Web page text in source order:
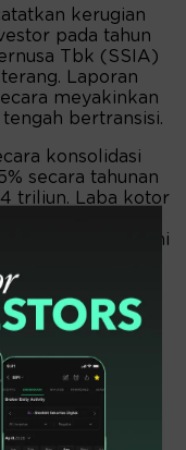
kerugian
pada tahun
Tbk (SSIA)
Laporan
meyakinkan
bertransisi.
konsolidasi
secara tahunan
triliun. Laba kotor
125% YoY
margin kotor ini
dan
mix